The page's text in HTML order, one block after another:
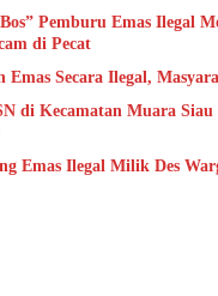
Pemburu Emas Ilegal
di Pecat
Emas Secara Ilegal,
di Kecamatan Muara
Emas Ilegal Milik Des